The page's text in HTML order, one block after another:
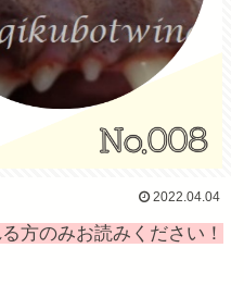
2022.04.04
方のみお読みください！